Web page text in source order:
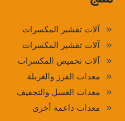
آلات تقشير المكسرات
آلات تقشير المكسرات
آلات تحميص المكسرات
معدات الفرز والغربلة
معدات الغسل والتجفيف
معدات داعمة أخرى